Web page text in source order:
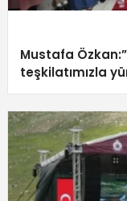
Mustafa
teşkilatımızla